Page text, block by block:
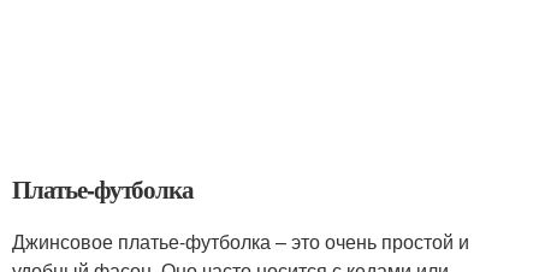
Платье-футболка
Джинсовое платье-футболка – это очень простой и